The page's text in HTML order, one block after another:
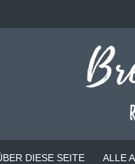
DIESE SEITE ALLE